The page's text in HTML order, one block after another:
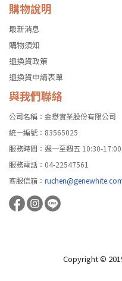
購物說明
最新消息
購物須知
退換貨政策
退換貨申請表單
與我們聯絡
公司名稱：金懋實業股份有限公司
統一編號：83565025
服務時間：週一至週五 10:30-
服務電話：04-22547561
客服信箱：
Copyright ©